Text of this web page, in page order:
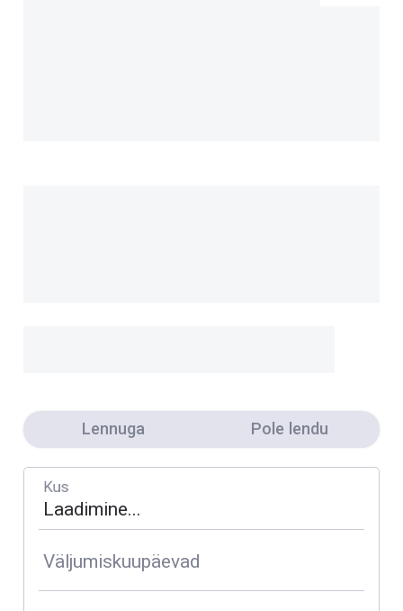
Lennuga Pole lendu
Kus
Väljumiskuupäevad